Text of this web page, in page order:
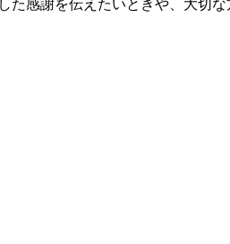
感謝を伝えたいときや、大切